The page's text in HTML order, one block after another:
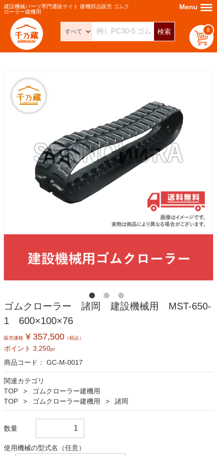
建設機械パーツ専門通販サイト 建機部品販売 ゴムク
ローラー建機用
検索 0
Menu Menu
ゴムクローラー 諸岡 建設機械用 MST-650-
1 600×100×76
販売価格 ¥ 357,500 （税込）
ポイント 3,250pt
商品コード： GC-M-0017
関連カテゴリ
TOP
ゴムクローラー建機用
TOP
ゴムクローラー建機用 諸岡
数量
使用機械の型式名（任意）